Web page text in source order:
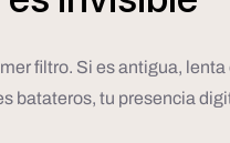
filtro. Si es antigua,
batateros, tu presencia